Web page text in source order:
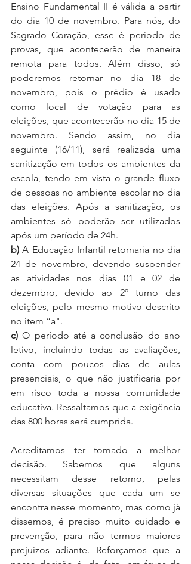
Ensino Fundamental II é válida a partir
do dia 10 de novembro. Para nós, do
Sagrado Coração, esse é período de
provas, que acontecerão de maneira
remota para todos. Além disso, só
poderemos retornar no dia 18 de
novembro, pois o prédio é usado
como local de votação para as
eleições, que acontecerão no dia 15 de
novembro. Sendo assim, no dia
seguinte (16/11), será realizada uma
sanitização em todos os ambientes da
escola, tendo em vista o grande fluxo
de pessoas no ambiente escolar no dia
das eleições. Após a sanitização, os
ambientes só poderão ser utilizados
após um período de 24h.
b) A Educação Infantil retornaria no dia
24 de novembro, devendo suspender
as atividades nos dias 01 e 02 de
dezembro, devido ao 2º turno das
eleições, pelo mesmo motivo descrito
no item “a".
c) O período até a conclusão do ano
letivo, incluindo todas as avaliações,
conta com poucos dias de aulas
presenciais, o que não justificaria por
em risco toda a nossa comunidade
educativa. Ressaltamos que a exigência
das 800 horas será cumprida.
Acreditamos ter tomado a melhor
decisão. Sabemos que alguns
necessitam desse retorno, pelas
diversas situações que cada um se
encontra nesse momento, mas como já
dissemos, é preciso muito cuidado e
prevenção, para não termos maiores
prejuízos adiante. Reforçamos que a